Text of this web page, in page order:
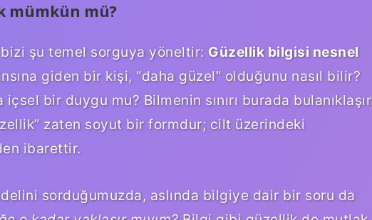
mümkün mü?
şu temel sorguya yöneltir: Güzellik bilgisi nesnel
giden bir kişi, “daha güzel” olduğunu nasıl bilir?
içsel bir duygu mu? Bilmenin sınırı burada
zaten soyut bir formdur; cilt üzerindeki
ibarettir.
sorduğumuzda, aslında bilgiye dair bir soru da